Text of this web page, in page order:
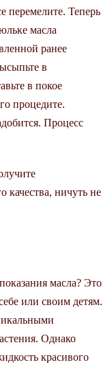
перемелите. Теперь
масла
ранее
в
в покое
процедите.
Процесс
качества, ничуть не
масла? Это
или своим детям.
Однако
красивого